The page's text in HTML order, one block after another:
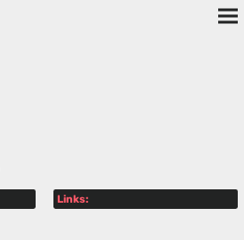
Links: